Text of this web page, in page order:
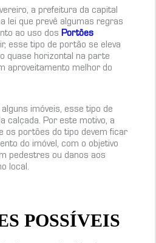
a prefeitura da capital
lei que prevê algumas regras
ao uso dos Portões
esse tipo de portão se eleva
quase horizontal na parte
aproveitamento melhor do
imóveis, esse tipo de
calçada. Por este motivo, a
os portões do tipo devem ficar
do imóvel, com o objetivo
pedestres ou danos aos
local.
POSSÍVEIS